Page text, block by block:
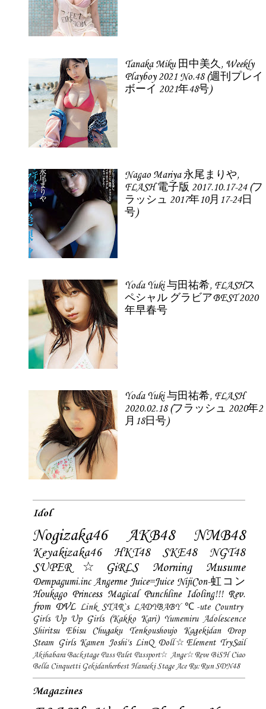
Tanaka Miku 田中美久, Weekly
Playboy 2021 No.48 (週刊プレイ
ボーイ 2021年48号)
Nagao Mariya 永尾まりや,
FLASH 電子版 2017.10.17-24 (フ
ラッシュ 2017年10月17-24日
号)
Yoda Yuki 与田祐希, FLASHス
ペシャル グラビアBEST 2020
年早春号
Yoda Yuki 与田祐希, FLASH
2020.02.18 (フラッシュ 2020年2
月18日号)
Idol
Nogizaka46 AKB48 NMB48
Keyakizaka46 HKT48 SKE48
NGT48
SUPER☆GiRLS
Morning Musume
Dempagumi.inc Angerme Juice=Juice NijiCon-虹コン
Houkago Princess Magical Punchline Idoling!!! Rev.
from DVL Link STAR`s LADYBABY ℃-ute Country
Girls Up Up Girls (Kakko Kari) Yumemiru Adolescence
Shiritsu Ebisu Chugaku
Tenkoushoujo Kagekidan
Drop
Steam Girls Kamen Joshi's LinQ Doll☆Element TrySail
Akihabara Backstage Pass Palet Passport☆ Ange☆Reve BiSH Ciao
Bella Cinquetti Gekidanherbest Haraeki Stage Ace Ru:Run SDN48
Magazines